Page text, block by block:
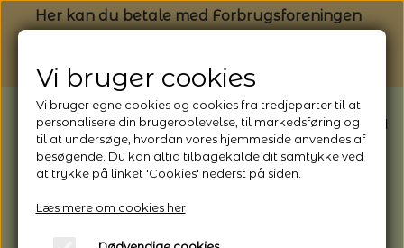
Her kan du betale med Forbrugsforeningen
BEMÆRK: Butikken har ferielukket* fra
1/8 - 9/8 - 2026
*Webshoppen er åben og sender hele
afhentning
Vi bruger cookies
Vi bruger egne cookies og cookies fra tredjeparter til at
personalisere din brugeroplevelse, til markedsføring og
til at undersøge, hvordan vores hjemmeside anvendes af
besøgende. Du kan altid tilbagekalde dit samtykke ved
at trykke på linket 'Cookies' nederst på siden.
Læs mere om cookies her